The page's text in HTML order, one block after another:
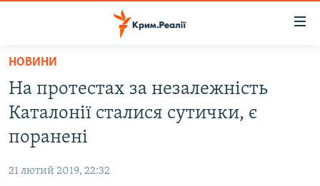
Перейти
основного
матеріалу
до
основної
ВОДА.КРИМ
ВІДЕО ТА ФОТО
БЛОГИ
НОВИНИ
На протестах за незалежність
Каталонії сталися сутички, є
поранені
21 лютий 2019, 22:32